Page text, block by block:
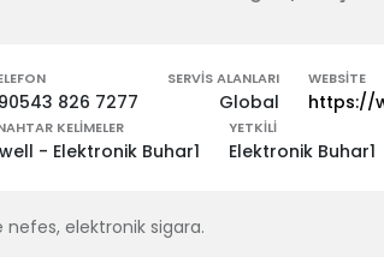
826 7277
SERVIS ALANLARI
Global
WEBSITE
https://
KELIMELER
- Elektronik Buhar1
YETKILI
Elektronik Buhar1
nefes, elektronik sigara.